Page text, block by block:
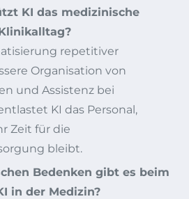
KI das medizinische
repetitiver
Organisation von
und Assistenz bei
KI das Personal,
Zeit für die
bleibt.
Bedenken gibt es beim
in der Medizin?